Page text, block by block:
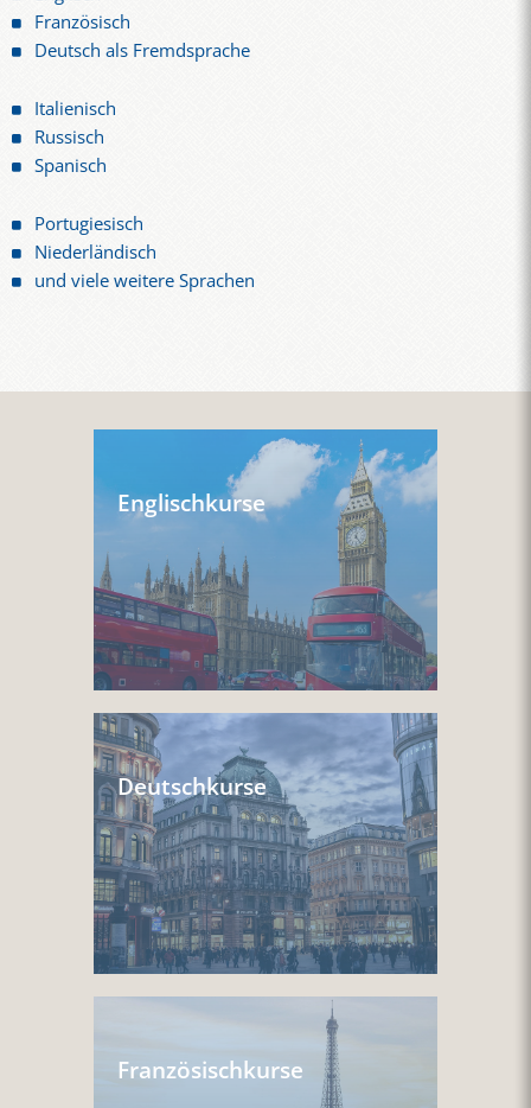
Französisch
Deutsch als Fremdsprache
Italienisch
Russisch
Spanisch
Portugiesisch
Niederländisch
und viele weitere Sprachen
Englischkurse
Deutschkurse
Französischkurse